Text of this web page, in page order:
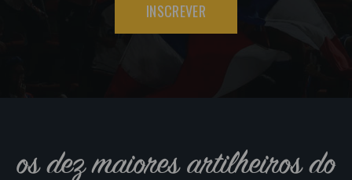
INSCREVER
os dez maiores artilheiros do